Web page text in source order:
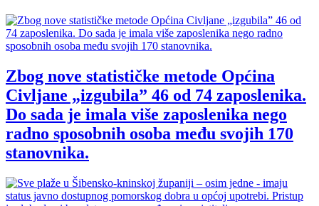
Zbog nove statističke metode Općina
Civljane „izgubila” 46 od 74 zaposlenika.
Do sada je imala više zaposlenika nego
radno sposobnih osoba među svojih 170
stanovnika.